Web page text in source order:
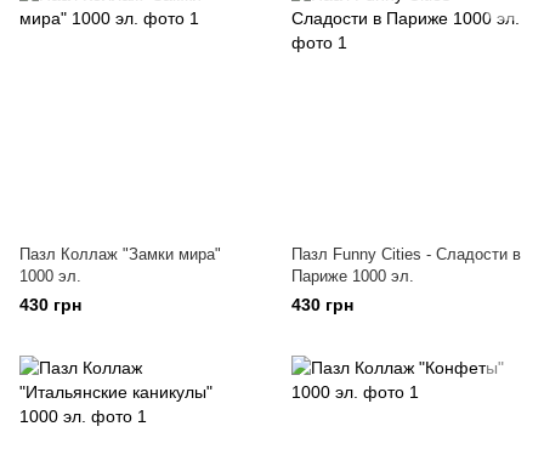
Пазл Коллаж "Замки мира"
1000 эл.
430 грн
Пазл Funny Cities - Сладости в
Париже 1000 эл.
430 грн